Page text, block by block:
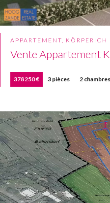
APPARTEMENT, KÖRPERICH
Vente Appartement
378 250 € 3 pièces 2 chambres